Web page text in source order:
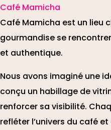
Café Mamicha
Café Mamicha est un lieu
gourmandise se
et authentique.
Nous avons imaginé une
conçu un habillage de
renforcer sa visibilité.
refléter l’univers du café